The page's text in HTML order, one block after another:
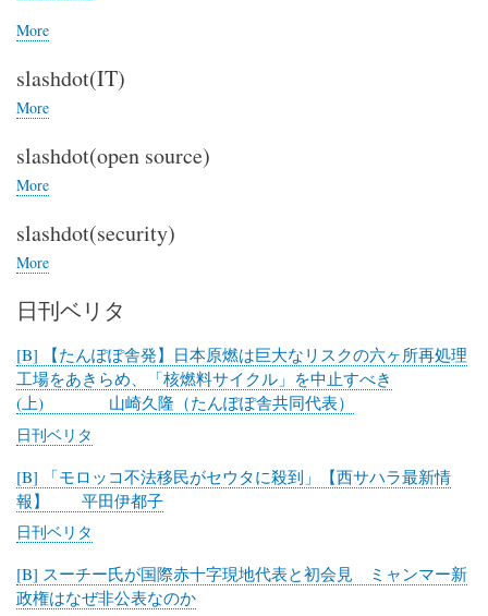
More
週
日
slashdot(IT)
More
slashdot(IT)
slashdot(open source)
More
slashdot(open
slashdot(security)
More
slashdot(security)
日刊ベリタ
[B] 【たんぽぽ舎発】日本原燃は巨大なリスクの六ヶ所再処理
工場をあきらめ、「核燃料サイクル」を中止すべき
(上) 山崎久隆（たんぽぽ舎共同代表）
日刊ベリタ
[B] 「モロッコ不法移民がセウタに殺到」【西サハラ最新情
報】 平田伊都子
日刊ベリタ
[B] スーチー氏が国際赤十字現地代表と初会見 ミャンマー新
政権はなぜ非公表なのか